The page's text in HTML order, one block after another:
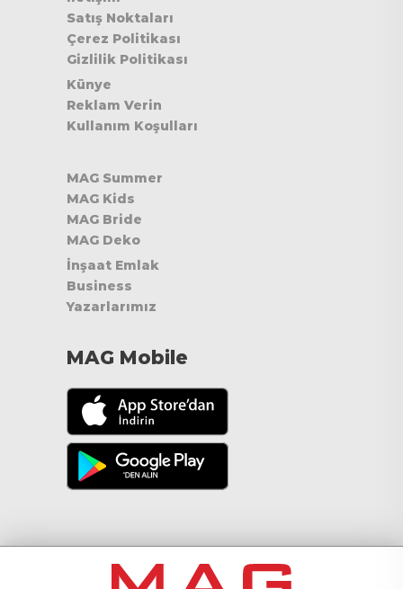
Satış Noktaları
Çerez Politikası
Gizlilik Politikası
Künye
Reklam Verin
Kullanım Koşulları
MAG Summer
MAG Kids
MAG Bride
MAG Deko
İnşaat Emlak
Business
Yazarlarımız
MAG Mobile